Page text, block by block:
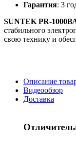
Гарантия: 3
SUNTEK PR-
стабильного
свою технику и
Описание
Видеообзор
Доставка